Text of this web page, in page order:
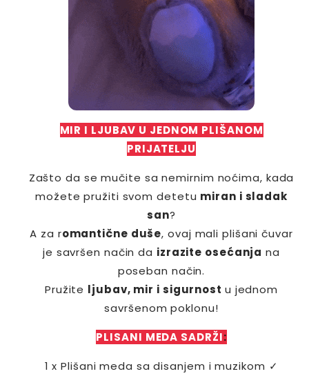
MIR I LJUBAV U JEDNOM PLIŠANOM
PRIJATELJU
Zašto da se mučite sa nemirnim noćima, kada
možete pružiti svom detetu miran i sladak
san?
A za romantične duše, ovaj mali plišani čuvar
je savršen način da izrazite osećanja na
poseban način.
Pružite ljubav, mir i sigurnost u jednom
savršenom poklonu!
PLISANI MEDA SADRŽI:
1 x Plišani meda sa disanjem i muzikom ✓